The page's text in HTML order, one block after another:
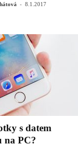
- 8.1.2017
s datem
na PC?